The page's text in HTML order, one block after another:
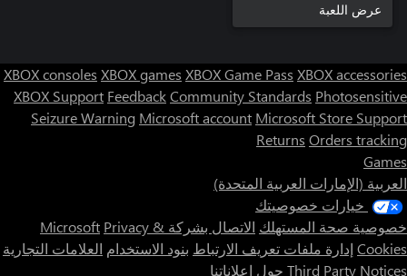
عرض اللعبة
XBOX consoles XBOX games XBOX Game Pass XBOX accessories
XBOX Support FeedbackCommunity Standards Photosensitive
Seizure Warning Microsoft account Microsoft Store Support
Returns Orders tracking
Games
العربية (الإمارات العربية المتحدة)
خيارات خصوصيتك
خصوصية صحة المستهلك الاتصال بشركة Microsoft Privacy &
Cookies إدارة ملفات تعريف الارتباط بنود الاستخدام العلامات التجارية
Third Party Notices حول إعلاناتنا